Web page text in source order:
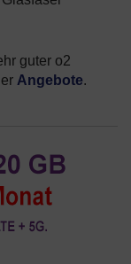
guter o2
Angebote.